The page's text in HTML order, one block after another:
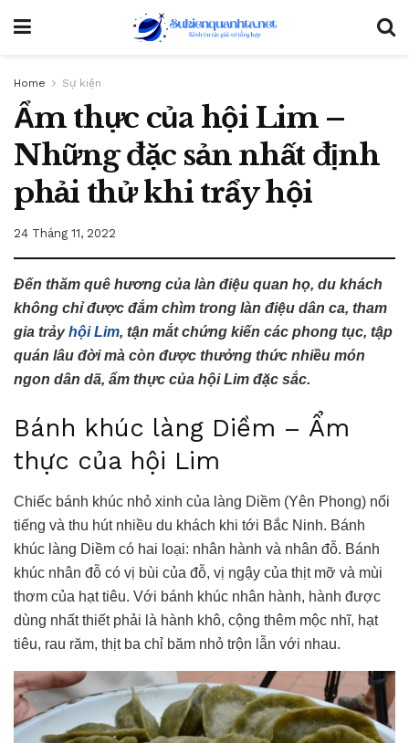
Home Sự kiện
Ẩm thực của hội Lim –
Những đặc sản nhất định
phải thử khi trẩy hội
24 Tháng 11, 2022
Đến thăm quê hương của làn điệu quan họ, du khách
không chỉ được đắm chìm trong làn điệu dân ca, tham
gia trảyhội Lim, tận mắt chứng kiến các phong tục, tập
quán lâu đời mà còn được thưởng thức nhiều món
ngon dân dã, ẩm thực của hội Lim đặc sắc.
Bánh khúc làng Diềm – Ẩm
thực của hội Lim
Chiếc bánh khúc nhỏ xinh của làng Diềm (Yên Phong) nổi
tiếng và thu hút nhiều du khách khi tới Bắc Ninh. Bánh
khúc làng Diềm có hai loại: nhân hành và nhân đỗ. Bánh
khúc nhân đỗ có vị bùi của đỗ, vị ngậy của thịt mỡ và mùi
thơm của hạt tiêu. Với bánh khúc nhân hành, hành được
dùng nhất thiết phải là hành khô, cộng thêm mộc nhĩ, hạt
tiêu, rau răm, thịt ba chỉ băm nhỏ trộn lẫn với nhau.